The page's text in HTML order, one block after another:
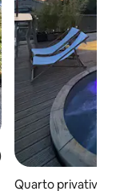
avaliação média de
Quarto privativo ⋅